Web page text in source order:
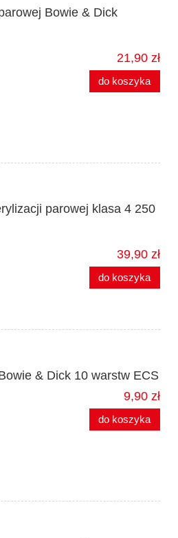
Bowie & Dick
21,90 zł
do koszyka
parowej klasa 4 250
39,90 zł
do koszyka
& Dick 10 warstw ECS
9,90 zł
do koszyka